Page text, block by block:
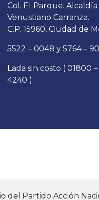
Col. El Parque. Alcaldía
Venustiano Carranza.
C.P. 15960, Ciudad de
5522 – 0048 y 5764 –
Lada sin costo ( 01800 –
4240 )
del Partido Acción